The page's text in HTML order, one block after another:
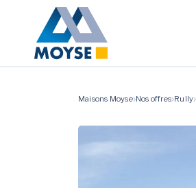
Maisons Moyse Nos offres Rully